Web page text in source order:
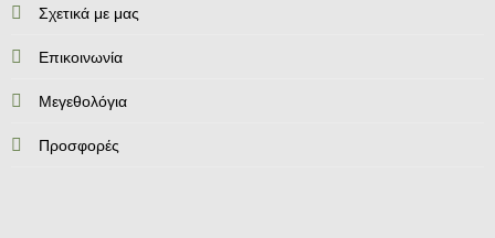
Σχετικά με μας
Επικοινωνία
Mεγεθολόγια
Προσφορές